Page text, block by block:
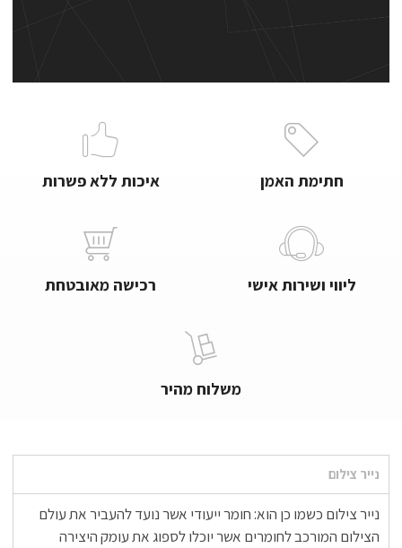
חתימת האמן איכות ללא פשרות
ליווי ושירות אישי רכישה מאובטחת
משלוח מהיר
נייר צילום
נייר צילום כשמו כן הוא: חומר ייעודי אשר נועד להעביר את עולם
הצילום המורכב לחומרים אשר יוכלו לספוג את עומק היצירה